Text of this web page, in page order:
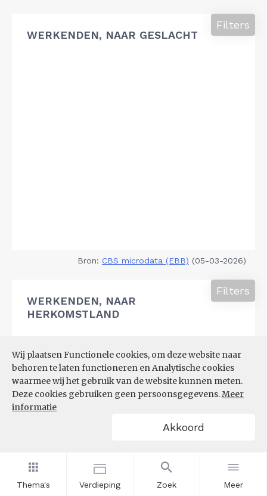
Thema's Verdieping Zoek Meer
Wij plaatsen Functionele cookies, om deze website naar
behoren te laten functioneren en Analytische cookies
waarmee wij het gebruik van de website kunnen meten.
Deze cookies gebruiken geen persoonsgegevens.Meer
informatie
Akkoord
WERKENDEN, NAAR GESLACHT
Filters
Bron: CBS microdata (EBB) (05-03-2026)
WERKENDEN, NAAR
HERKOMSTLAND
Filters